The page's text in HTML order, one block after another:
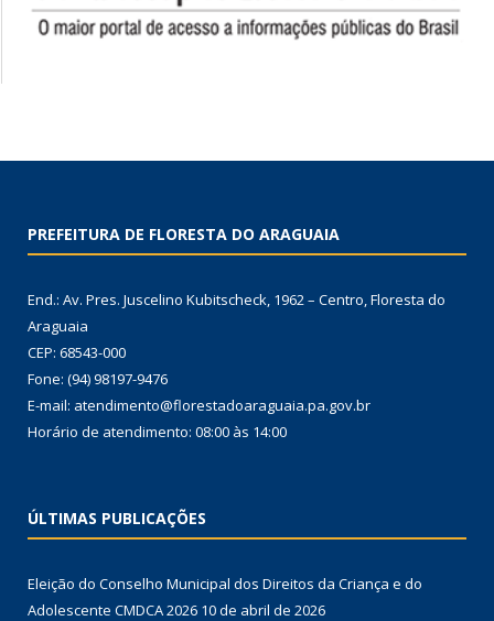
PREFEITURA DE FLORESTA DO ARAGUAIA
End.: Av. Pres. Juscelino Kubitscheck, 1962 – Centro, Floresta do
Araguaia
CEP: 68543-000
Fone: (94) 98197-9476
E-mail: atendimento@florestadoaraguaia.pa.gov.br
Horário de atendimento: 08:00 às 14:00
ÚLTIMAS PUBLICAÇÕES
Eleição do Conselho Municipal dos Direitos da Criança e do
Adolescente CMDCA 2026 10 de abril de 2026